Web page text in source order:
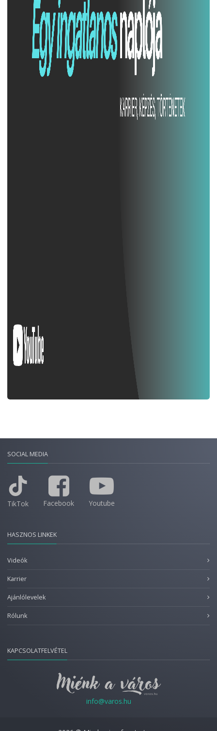
SOCIAL MEDIA
TikTok Facebook Youtube
HASZNOS LINKEK
Videók
Karrier
Ajánlólevelek
Rólunk
KAPCSOLATFELVÉTEL
info@varos.hu